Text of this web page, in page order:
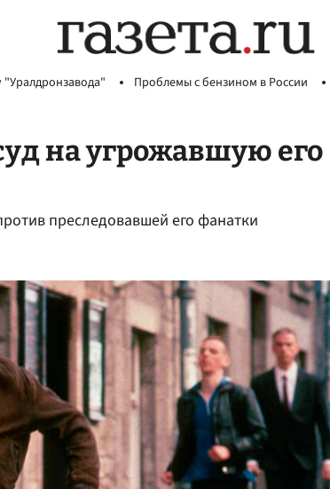
"Уралдронзавода" Проблемы с бензином в России
на угрожавшую его
преследовавшей его фанатки